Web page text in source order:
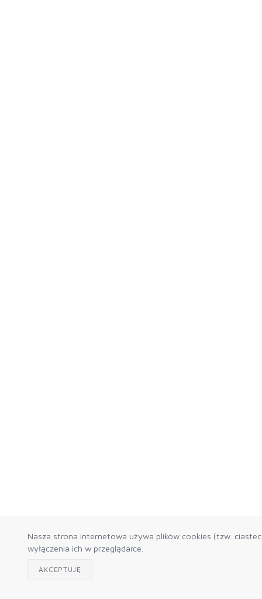
Nasza strona internetowa używa plików cookies (tzw.
wyłączenia ich w przeglądarce.
AKCEPTUJĘ